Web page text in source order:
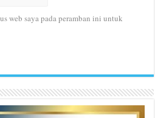
web saya pada peramban ini untuk